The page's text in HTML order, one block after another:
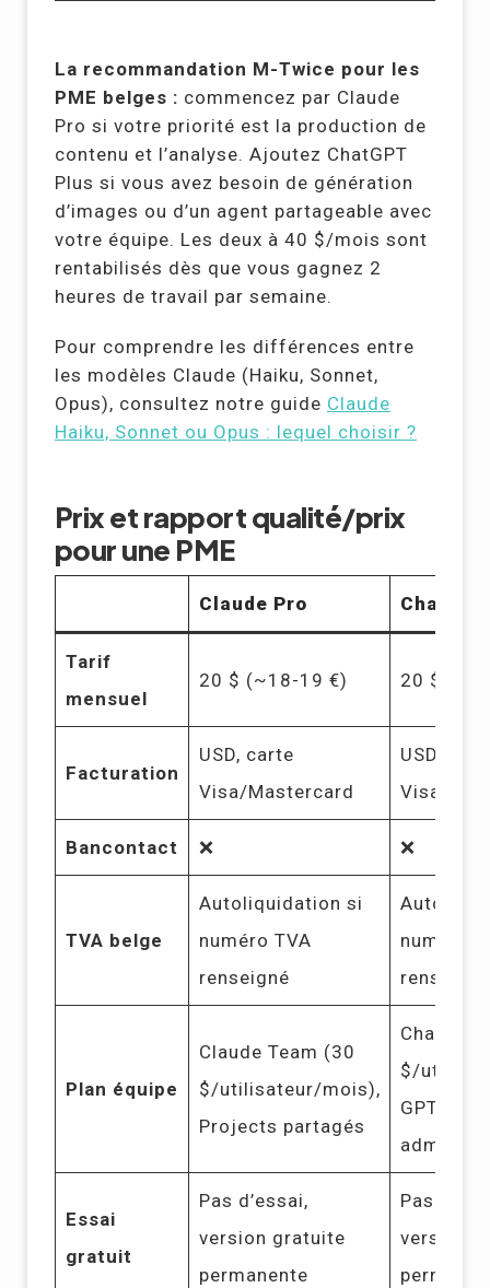
La recommandation M-Twice pour les
PME belges : commencez par Claude
Pro si votre priorité est la production de
contenu et l’analyse. Ajoutez ChatGPT
Plus si vous avez besoin de génération
d’images ou d’un agent partageable avec
votre équipe. Les deux à 40 $/mois sont
rentabilisés dès que vous gagnez 2
heures de travail par semaine.
Pour comprendre les différences entre
les modèles Claude (Haiku, Sonnet,
Opus), consultez notre guide Claude
Haiku, Sonnet ou Opus : lequel choisir ?
Prix et rapport qualité/prix
pour une PME
Claude Pro
Tarif
mensuel
20 $ (~18-19 €) 20 $
Facturation
USD, carte
Visa/Mastercard
USD,
Visa/
Bancontact ❌ ❌
TVA belge
Autoliquidation si
numéro TVA
renseigné
numéro
renseigné
Plan équipe
Claude Team (30
$/utilisateur/mois),
Projects partagés
ChatGPT
$/
GPTs
admin
Essai
gratuit
Pas d’essai,
version gratuite
permanente
Pas
version